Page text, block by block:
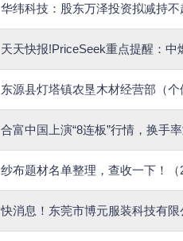
华纬科技：股东万泽投资拟减持
天天快报!PriceSeek重点提醒：中
东源县灯塔镇农垦木材经营部（
合富中国上演“8连板”行情，换手
纱布题材名单整理，查收一下！（
快消息！东莞市博元服装科技有